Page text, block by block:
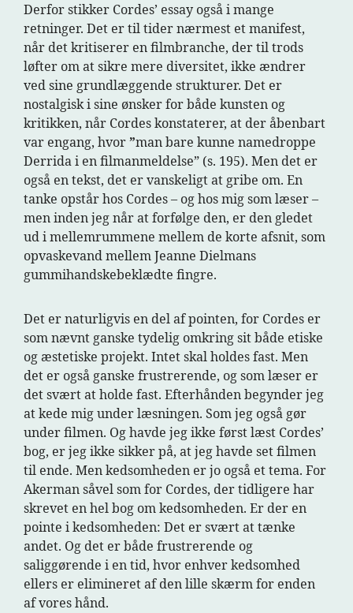
Derfor stikker Cordes’ essay også i mange
retninger. Det er til tider nærmest et manifest,
når det kritiserer en filmbranche, der til trods
løfter om at sikre mere diversitet, ikke ændrer
ved sine grundlæggende strukturer. Det er
nostalgisk i sine ønsker for både kunsten og
kritikken, når Cordes konstaterer, at der åbenbart
var engang, hvor”man bare kunne namedroppe
Derrida i en filmanmeldelse” (s. 195). Men det er
også en tekst, det er vanskeligt at gribe om. En
tanke opstår hos Cordes – og hos mig som læser –
men inden jeg når at forfølge den, er den gledet
ud i mellemrummene mellem de korte afsnit, som
opvaskevand mellem Jeanne Dielmans
gummihandskebeklædte fingre.
Det er naturligvis en del af pointen, for Cordes er
som nævnt ganske tydelig omkring sit både etiske
og æstetiske projekt. Intet skal holdes fast. Men
det er også ganske frustrerende, og som læser er
det svært at holde fast. Efterhånden begynder jeg
at kede mig under læsningen. Som jeg også gør
under filmen. Og havde jeg ikke først læst Cordes’
bog, er jeg ikke sikker på, at jeg havde set filmen
til ende. Men kedsomheden er jo også et tema. For
Akerman såvel som for Cordes, der tidligere har
skrevet en hel bog om kedsomheden. Er der en
pointe i kedsomheden: Det er svært at tænke
andet. Og det er både frustrerende og
saliggørende i en tid, hvor enhver kedsomhed
ellers er elimineret af den lille skærm for enden
af vores hånd.